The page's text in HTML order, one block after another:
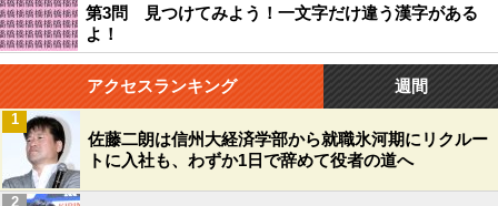
第3問 見つけてみよう！一文字だけ違う漢字がある
よ！
アクセスランキング 週間
佐藤二朗は信州大経済学部から就職氷河期にリクルー
トに入社も、わずか1日で辞めて役者の道へ
1
2